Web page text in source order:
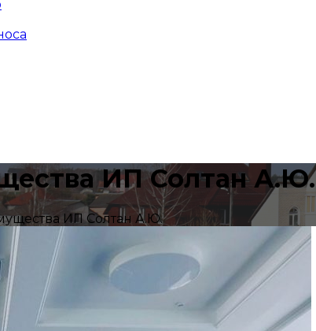
ИП Солтан А.Ю.
ИП Солтан А.Ю.